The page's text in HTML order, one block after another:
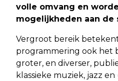
volle omvang en
mogelijkheden aan de
Vergroot bereik
programmering ook het
groter, en diverser,
klassieke muziek, jazz